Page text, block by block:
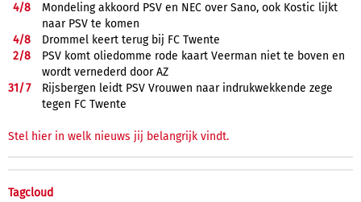
4/8
Mondeling akkoord PSV en NEC over Sano, ook Kostic lijkt
naar PSV te komen
4/8
Drommel keert terug bij FC Twente
2/8
PSV komt oliedomme rode kaart Veerman niet te boven en
wordt vernederd door AZ
31/7
Rijsbergen leidt PSV Vrouwen naar indrukwekkende zege
tegen FC Twente
Stel hier in welk nieuws jij belangrijk vindt.
Tagcloud